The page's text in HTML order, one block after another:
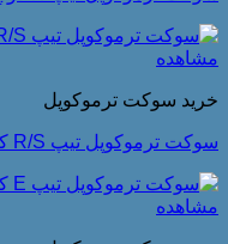
مشاهده
خرید سوکت ترموکوپل
سوکت ترموکوپل تیپ R/S کوچک
مشاهده